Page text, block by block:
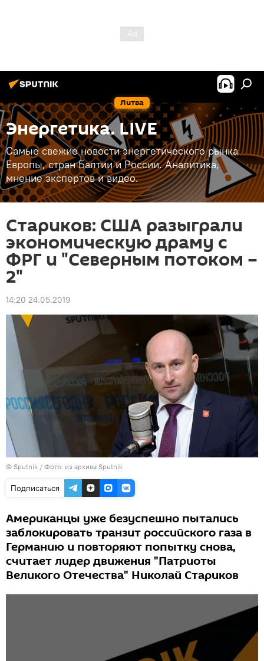
Литва
Энергетика. LIVE
Самые свежие новости энергетического рынка
Европы, стран Балтии и России. Аналитика,
мнение экспертов и видео.
Стариков: США разыграли
экономическую драму с
ФРГ и "Северным потоком –
2"
14:20 24.05.2019
© Sputnik / Фото: из архива Sputnik
Подписаться
Американцы уже безуспешно пытались
заблокировать транзит российского газа в
Германию и повторяют попытку снова,
считает лидер движения "Патриоты
Великого Отечества" Николай Стариков